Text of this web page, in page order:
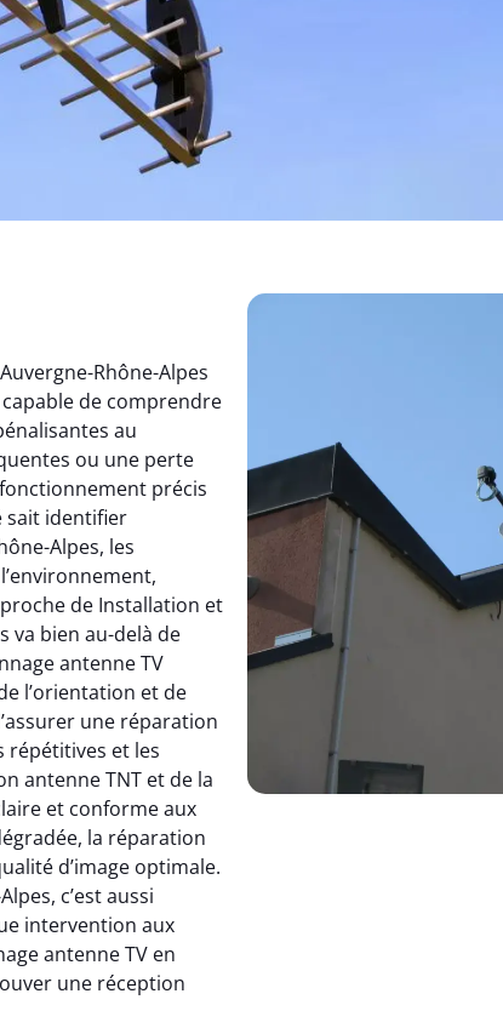
Rhône-Alpes
de comprendre
au
ou une perte
précis
sait identifier
Alpes, les
de Installation et
va bien au-delà de
antenne TV
l’orientation et de
une réparation
répétitives et les
antenne TNT et de la
et conforme aux
la réparation
d’image optimale.
c’est aussi
intervention aux
antenne TV en
une réception